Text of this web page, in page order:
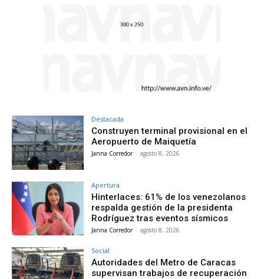
Destacada
Construyen terminal provisional en el
Aeropuerto de Maiquetía
Janna Corredor - agosto 8, 2026
Apertura
Hinterlaces: 61% de los venezolanos
respalda gestión de la presidenta
Rodríguez tras eventos sísmicos
Janna Corredor - agosto 8, 2026
Social
Autoridades del Metro de Caracas
supervisan trabajos de recuperación